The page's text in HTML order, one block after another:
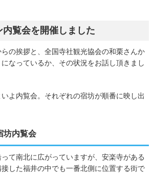
覧会を開催しました
の挨拶と、全国寺社観光協会の和栗さんか
なっているか、その状況をお話し頂きまし
よ内覧会。それぞれの宿坊が順番に映し出
坊内覧会
て南北に広がっていますが、安楽寺がある
した福井の中でも一番北側に位置する街で